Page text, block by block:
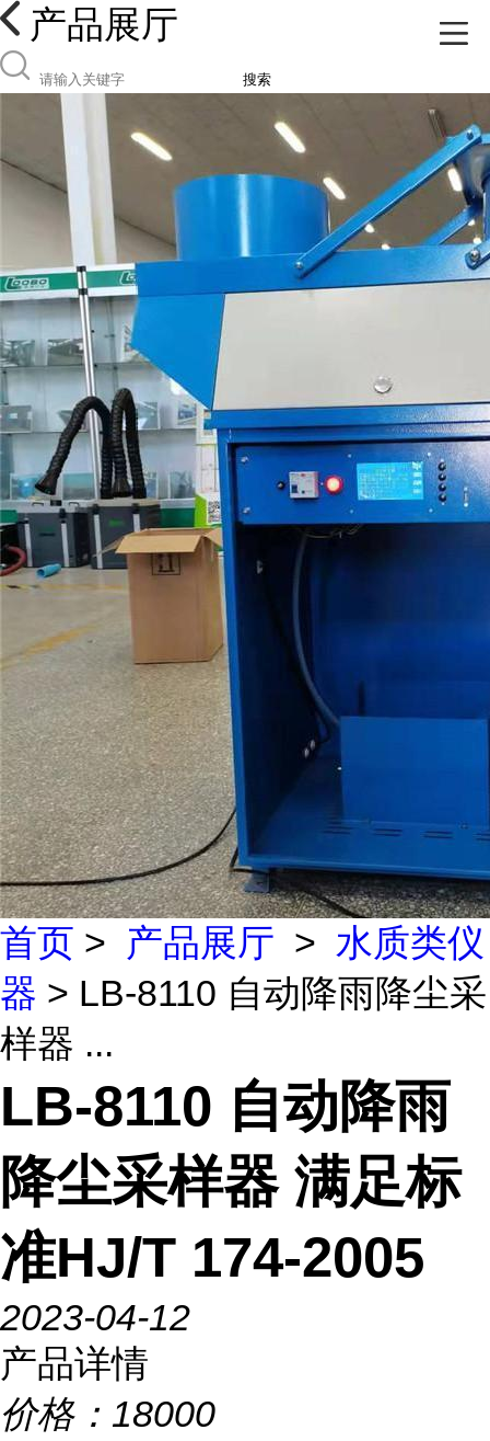
产品展厅
搜索
首页 > 产品展厅 > 水质类仪
器 > LB-8110 自动降雨降尘采
样器 ...
LB-8110 自动降雨
降尘采样器 满足标
准HJ/T 174-2005
2023-04-12
产品详情
价格： 18000